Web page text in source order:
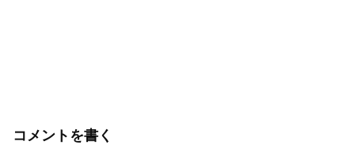
コメントを書く